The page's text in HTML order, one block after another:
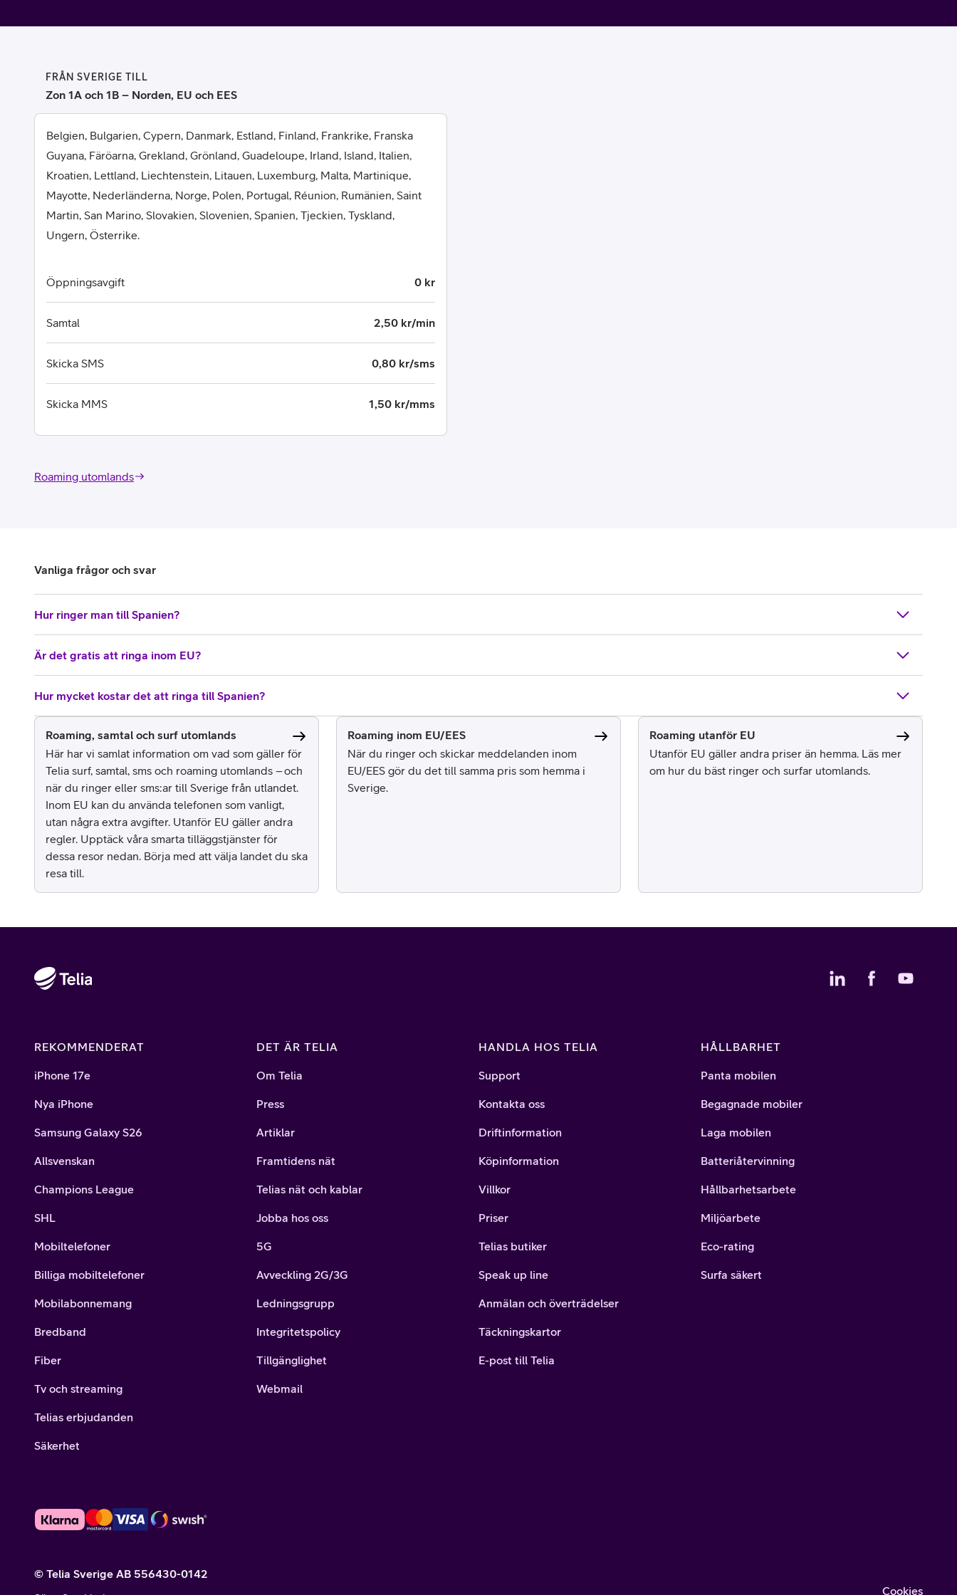
Laddare
Hörlurar
Smartwatches
Apple Watch
Samsung Galaxy Watch
Surfplattor
4G/5G Surfplattor
Wifi Surfplattor
FRÅN SVERIGE TILL
Zon 1A och 1B – Norden, EU och EES
Belgien, Bulgarien, Cypern, Danmark, Estland, Finland, Frankrike, Franska
Guyana, Färöarna, Grekland, Grönland, Guadeloupe, Irland, Island, Italien,
Kroatien, Lettland, Liechtenstein, Litauen, Luxemburg, Malta, Martinique,
Mayotte, Nederländerna, Norge, Polen, Portugal, Réunion, Rumänien, Saint
Martin, San Marino, Slovakien, Slovenien, Spanien, Tjeckien, Tyskland,
Ungern, Österrike.
Öppningsavgift 0 kr
Samtal 2,50 kr/min
Skicka SMS 0,80 kr/sms
Skicka MMS 1,50 kr/mms
Roaming utomlands
Vanliga frågor och svar
Hur ringer man till Spanien?
Är det gratis att ringa inom EU?
Hur mycket kostar det att ringa till Spanien?
Roaming, samtal och surf utomlands
Här har vi samlat information om vad som gäller för
Telia surf, samtal, sms och roaming utomlands – och
när du ringer eller sms:ar till Sverige från utlandet.
Inom EU kan du använda telefonen som vanligt,
utan några extra avgifter. Utanför EU gäller andra
regler. Upptäck våra smarta tilläggstjänster för
dessa resor nedan. Börja med att välja landet du ska
resa till.
Roaming inom EU/EES
När du ringer och skickar meddelanden inom
EU/EES gör du det till samma pris som hemma i
Sverige.
Roaming utanför EU
Utanför EU gäller andra priser än hemma. Läs mer
om hur du bäst ringer och surfar utomlands.
REKOMMENDERAT
iPhone 17e
Nya iPhone
Samsung Galaxy S26
Allsvenskan
Champions League
SHL
Mobiltelefoner
Billiga mobiltelefoner
Mobilabonnemang
Bredband
Fiber
Tv och streaming
Telias erbjudanden
Säkerhet
DET ÄR TELIA
Om Telia
Press
Artiklar
Framtidens nät
Telias nät och kablar
Jobba hos oss
5G
Avveckling 2G/3G
Ledningsgrupp
Integritetspolicy
Tillgänglighet
Webmail
HANDLA HOS TELIA
Support
Kontakta oss
Driftinformation
Köpinformation
Villkor
Priser
Telias butiker
Speak up line
Anmälan och överträdelser
Täckningskartor
E-post till Telia
HÅLLBARHET
Panta mobilen
Begagnade mobiler
Laga mobilen
Batteriåtervinning
Hållbarhetsarbete
Miljöarbete
Eco-rating
Surfa säkert
© Telia Sverige AB 556430-0142
Cookies